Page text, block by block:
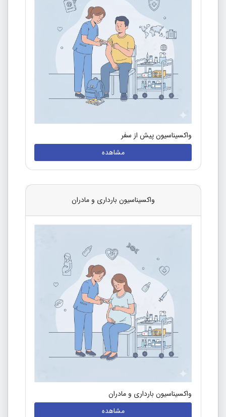
واکسیناسیون پیش از سفر
مشاهده
واکسیناسیون بارداری و مادران
واکسیناسیون بارداری و مادران
مشاهده